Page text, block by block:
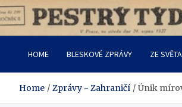
Skip
to
Pestrý Týden
HOME BLESKOVÉ ZPRÁVY ZE SVĚTA
Home Zprávy - Zahraničí Únik